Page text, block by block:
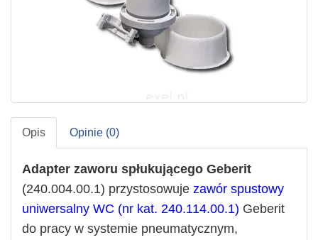
Opis Opinie (0)
Adapter zaworu spłukującego Geberit
(240.004.00.1) przystosowuje zawór spustowy
uniwersalny WC (nr kat. 240.114.00.1) Geberit
do pracy w systemie pneumatycznym,